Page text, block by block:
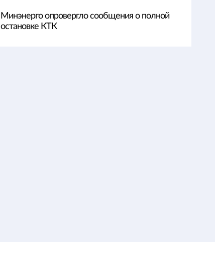
Минэнерго опровергло сообщения о полной
остановке КТК